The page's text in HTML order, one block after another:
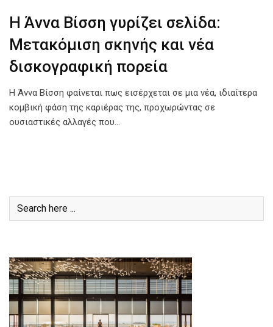
Η Άννα Βίσση γυρίζει σελίδα:
Μετακόμιση σκηνής και νέα
δισκογραφική πορεία
Η Άννα Βίσση φαίνεται πως εισέρχεται σε μια νέα, ιδιαίτερα
κομβική φάση της καριέρας της, προχωρώντας σε
ουσιαστικές αλλαγές που…